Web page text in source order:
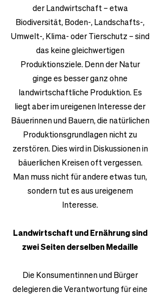
der Landwirtschaft – etwa
Biodiversität, Boden-, Landschafts-,
Umwelt-, Klima- oder Tierschutz – sind
das keine gleichwertigen
Produktionsziele. Denn der Natur
ginge es besser ganz ohne
landwirtschaftliche Produktion. Es
liegt aber im ureigenen Interesse der
Bäuerinnen und Bauern, die natürlichen
Produktionsgrundlagen nicht zu
zerstören. Dies wird in Diskussionen in
bäuerlichen Kreisen oft vergessen.
Man muss nicht für andere etwas tun,
sondern tut es aus ureigenem
Interesse.
Landwirtschaft und Ernährung sind
zwei Seiten derselben Medaille
Die Konsumentinnen und Bürger
delegieren die Verantwortung für eine